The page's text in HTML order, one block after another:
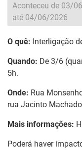
Aconteceu de 03/
até 04/06/2026
O quê: Interligação
Quando: De 3/6
5h.
Onde: Rua
rua Jacinto
Mais informações:
Poderá haver